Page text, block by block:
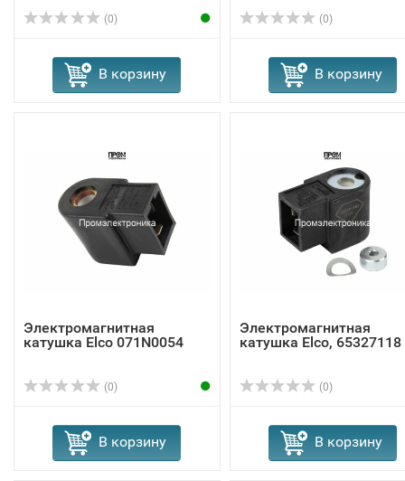
(0)
В корзину
(0)
В корзину
Электромагнитная
катушка Elco 071N0054
(0)
В корзину
Электромагнитная
катушка Elco, 65327118
(0)
В корзину